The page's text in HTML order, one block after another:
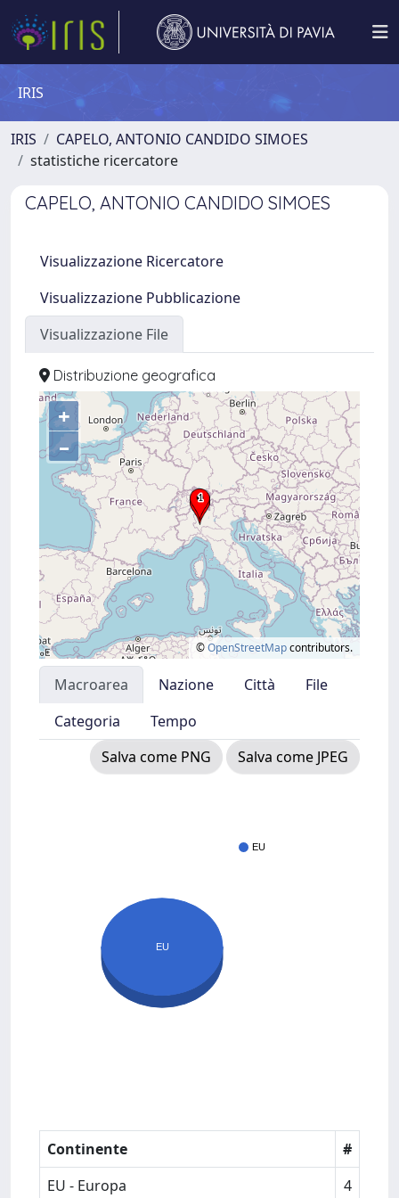
IRIS
IRIS
CAPELO, ANTONIO CANDIDO SIMOES
statistiche ricercatore
CAPELO, ANTONIO CANDIDO SIMOES
Visualizzazione Ricercatore
Visualizzazione Pubblicazione
Visualizzazione File
Distribuzione geografica
+
–
©OpenStreetMapcontributors.
Macroarea Nazione Città
File
Categoria
Tempo
Salva come PNG
Salva come JPEG
EU
EU
Continente
#
EU - Europa
4